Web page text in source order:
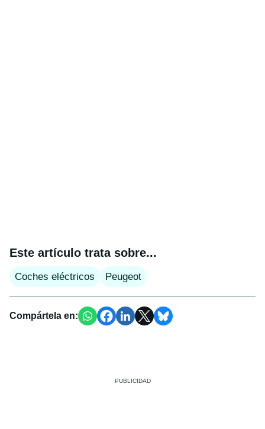
Este artículo trata sobre...
Coches eléctricos Peugeot
Compártela en: